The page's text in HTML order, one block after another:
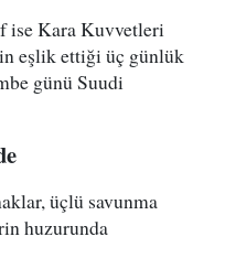
ise Kara Kuvvetleri
eşlik ettiği üç günlük
günü Suudi
üçlü savunma
huzurunda